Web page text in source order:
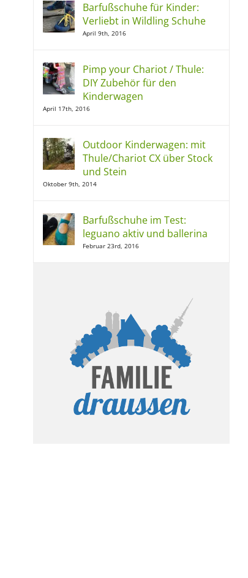
Barfußschuhe für Kinder:
Verliebt in Wildling Schuhe
April 9th, 2016
Pimp your Chariot / Thule:
DIY Zubehör für den
Kinderwagen
April 17th, 2016
Outdoor Kinderwagen: mit
Thule/Chariot CX über Stock
und Stein
Oktober 9th, 2014
Barfußschuhe im Test:
leguano aktiv und ballerina
Februar 23rd, 2016